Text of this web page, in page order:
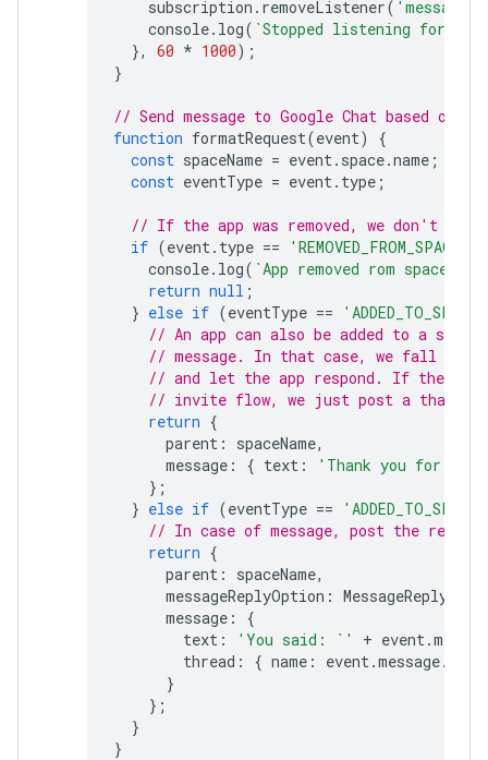
subscription . removeListener( 'message'
console. log( `Stopped listening for
},
60 * 1000);
}
// Send message to Google Chat based on
function formatRequest(event)
{
const spaceName = event. space.name ;
const eventType = event. type ;
// If the app was removed, we don't
if (event. type == 'REMOVED_FROM_SPACE'
console. log( `App removed rom space
return null ;
} else if (eventType == 'ADDED_TO_SPACE'
// An app can also be added to a
// message. In that case, we fall
// and let the app respond. If the app
// invite flow, we just post a thank
return {
parent : spaceName,
message : { text :
'Thank you for
};
} else if (eventType ==
'ADDED_TO_SPACE'
// In case of message, post the
return {
parent : spaceName,
messageReplyOption :
message :
{
text : 'You said: `' + event.
thread : { name : event.message.
}
};
}
}